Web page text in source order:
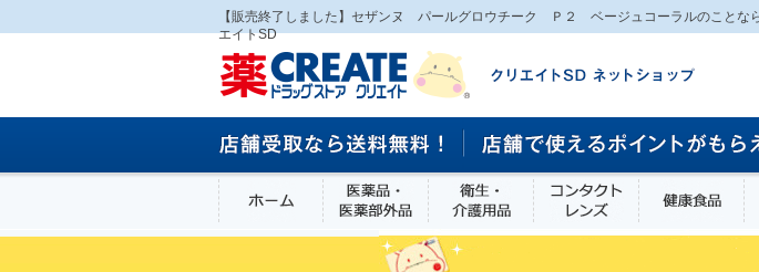
【販売終了しました】セザンヌ パールグロウチーク Ｐ２ ベージュコーラルのことな
エイトSD
ホーム 医薬品・医薬部外品衛生・介護用品 コンタクトレンズ